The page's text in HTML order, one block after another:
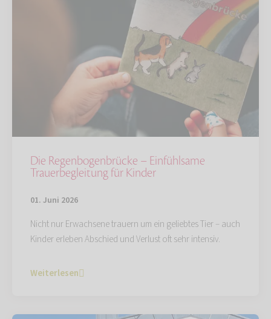
Die Regenbogenbrücke – Einfühlsame
Trauerbegleitung für Kinder
01. Juni 2026
Nicht nur Erwachsene trauern um ein geliebtes Tier – auch
Kinder erleben Abschied und Verlust oft sehr intensiv.
Weiterlesen